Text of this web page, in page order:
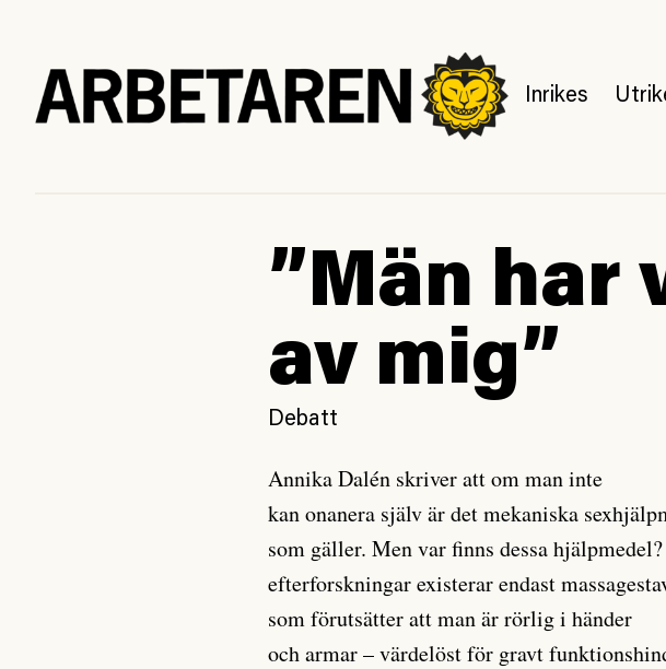
Inrikes
”Män har
av mig”
Debatt
Annika Dalén skriver att om man inte
kan onanera själv är det mekaniska
som gäller. Men var finns dessa
efterforskningar existerar endast
som förutsätter att man är rörlig i händer
och armar – värdelöst för gravt